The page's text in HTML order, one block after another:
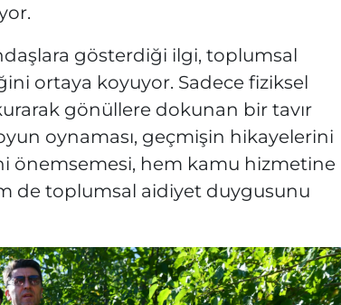
gösterdiği ilgi, toplumsal
ortaya koyuyor. Sadece fiziksel
gönüllere dokunan bir tavır
oynaması, geçmişin hikayelerini
önemsemesi, hem kamu hizmetine
de toplumsal aidiyet duygusunu